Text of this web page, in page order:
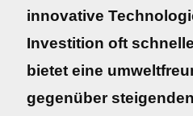
innovative
Investition oft
bietet eine
gegenüber